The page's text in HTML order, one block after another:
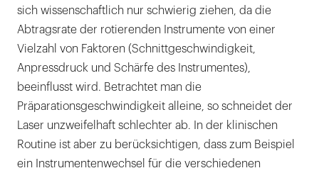
sich wissenschaftlich nur schwierig ziehen, da die
Abtragsrate der rotierenden Instrumente von einer
Vielzahl von Faktoren (Schnittgeschwindigkeit,
Anpressdruck und Schärfe des Instrumentes),
beeinflusst wird. Betrachtet man die
Präparationsgeschwindigkeit alleine, so schneidet der
Laser unzweifelhaft schlechter ab. In der klinischen
Routine ist aber zu berücksichtigen, dass zum Beispiel
ein Instrumentenwechsel für die verschiedenen